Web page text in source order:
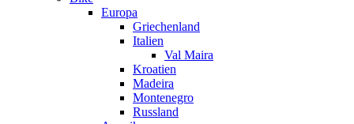
Europa
Griechenland
Italien
Val Maira
Kroatien
Madeira
Montenegro
Russland